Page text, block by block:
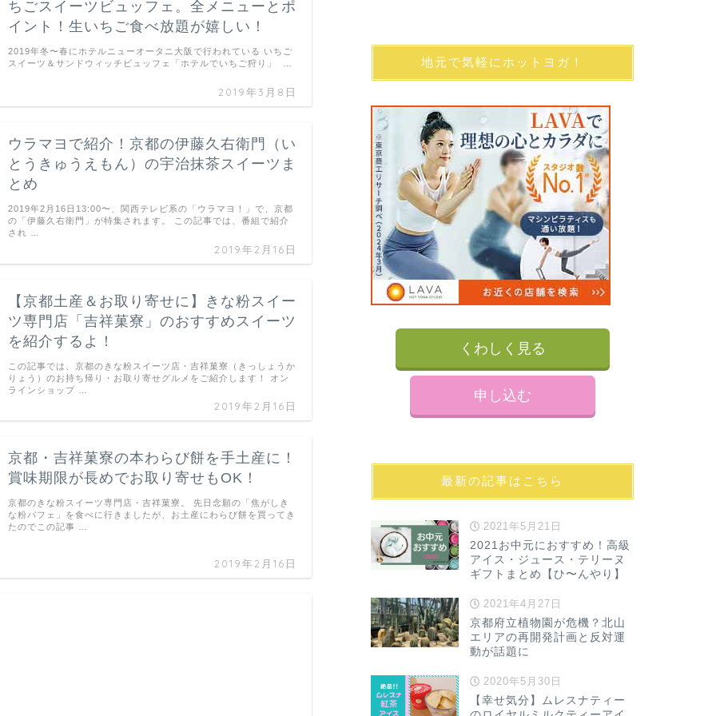
ちごスイーツビュッフェ。全メニューとポ
イント！生いちご食べ放題が嬉しい！
2019年3月8日
2019年冬〜春にホテルニューオータニ大阪で行われている いちご
スイーツ＆サンドウィッチビュッフェ「ホテルでいちご狩り」 …
ウラマヨで紹介！京都の伊藤久右衛門（い
とうきゅうえもん）の宇治抹茶スイーツま
とめ
2019年2月16日
2019年2月16日13:00〜、関西テレビ系の「ウラマヨ！」で、京都
の「伊藤久右衛門」が特集されます。 この記事では、番組で紹介
され …
【京都土産＆お取り寄せに】きな粉スイー
ツ専門店「吉祥菓寮」のおすすめスイーツ
を紹介するよ！
2019年2月16日
この記事では、京都のきな粉スイーツ店・吉祥菓寮（きっしょうか
りょう）のお持ち帰り・お取り寄せグルメをご紹介します！ オン
ラインショップ …
京都・吉祥菓寮の本わらび餅を手土産に！
賞味期限が長めでお取り寄せもOK！
2019年2月16日
京都のきな粉スイーツ専門店・吉祥菓寮。 先日念願の「焦がしき
な粉パフェ」を食べに行きましたが、お土産にわらび餅を買ってき
たのでこの記事 …
最近はタピオカドリン
カフェ・スイーツ
カフェ・スイーツ
マールブラン
場情報も！
多種 カフェ チョコレ
ホテルラウンジ・レストラン
ザ・リッツ・
エルメ・パリ
すよね！ 京都でも、
地元で気軽にホットヨガ！
くわしく見る
申し込む
最新の記事はこちら
2021年5月21日
2021お中元におすすめ！高級
アイス・ジュース・テリーヌ
ギフトまとめ【ひ〜んやり】
2021年4月27日
京都府立植物園が危機？北山
エリアの再開発計画と反対運
動が話題に
2020年5月30日
【幸せ気分】ムレスナティー